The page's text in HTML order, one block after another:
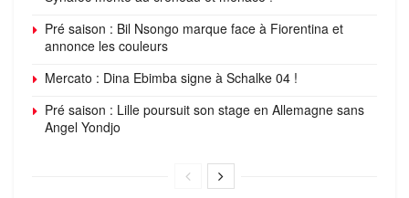
Pré saison : Bil Nsongo marque face à Fiorentina et
annonce les couleurs
Mercato : Dina Ebimba signe à Schalke 04 !
Pré saison : Lille poursuit son stage en Allemagne sans
Angel Yondjo